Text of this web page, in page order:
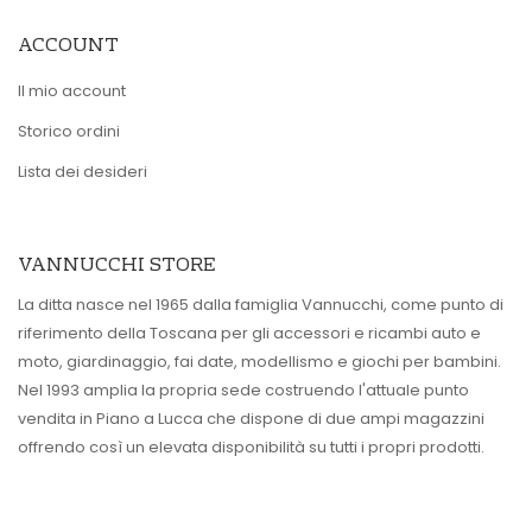
ACCOUNT
Il mio account
Storico ordini
Lista dei desideri
VANNUCCHI STORE
La ditta nasce nel 1965 dalla famiglia Vannucchi, come punto di
riferimento della Toscana per gli accessori e ricambi auto e
moto, giardinaggio, fai date, modellismo e giochi per bambini.
Nel 1993 amplia la propria sede costruendo l'attuale punto
vendita in Piano a Lucca che dispone di due ampi magazzini
offrendo così un elevata disponibilità su tutti i propri prodotti.